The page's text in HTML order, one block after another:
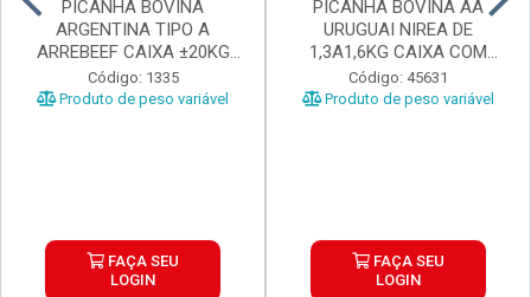
PICANHA BOVINA
ARGENTINA TIPO A
ARREBEEF CAIXA ±20KG
PEÇAS 1...
Código: 1335
Produto de peso variável
FAÇA SEU
LOGIN
PICANHA BOVINA AA
URUGUAI NIREA DE
1,3A1,6KG CAIXA COM
±15KG
Código: 45631
Produto de peso variável
FAÇA SEU
LOGIN